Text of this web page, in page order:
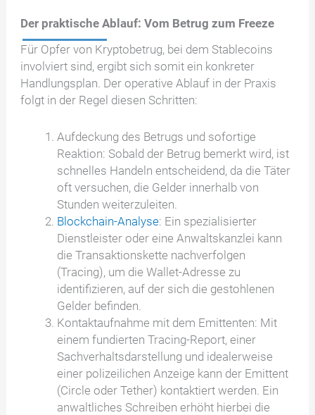
Der praktische Ablauf: Vom Betrug zum Freeze
Für Opfer von Kryptobetrug, bei dem Stablecoins
involviert sind, ergibt sich somit ein konkreter
Handlungsplan. Der operative Ablauf in der Praxis
folgt in der Regel diesen Schritten:
Aufdeckung des Betrugs und sofortige
Reaktion: Sobald der Betrug bemerkt wird, ist
schnelles Handeln entscheidend, da die Täter
oft versuchen, die Gelder innerhalb von
Stunden weiterzuleiten.
Blockchain-Analyse: Ein spezialisierter
Dienstleister oder eine Anwaltskanzlei kann
die Transaktionskette nachverfolgen
(Tracing), um die Wallet-Adresse zu
identifizieren, auf der sich die gestohlenen
Gelder befinden.
Kontaktaufnahme mit dem Emittenten: Mit
einem fundierten Tracing-Report, einer
Sachverhaltsdarstellung und idealerweise
einer polizeilichen Anzeige kann der Emittent
(Circle oder Tether) kontaktiert werden. Ein
anwaltliches Schreiben erhöht hierbei die